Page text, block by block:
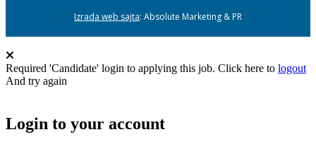
Izrada web sajta: Absolute Marketing & PR
Required 'Candidate' login to applying this job. Click here to logout
And try again
Login to your account